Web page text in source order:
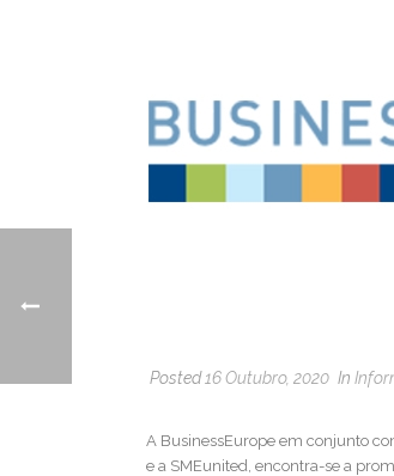
Posted16 Outubro, 2020 In
A BusinessEurope em conjunto
e a SMEunited, encontra-se a